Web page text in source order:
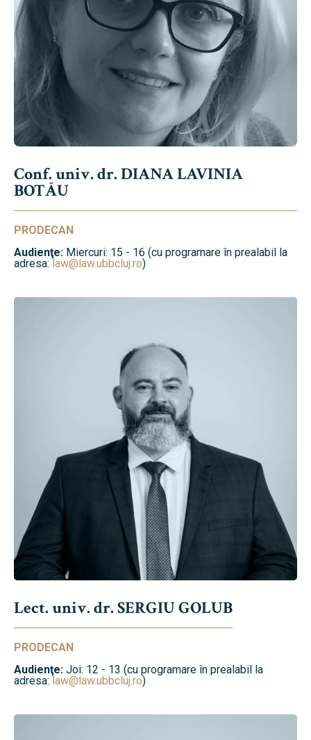
Conf. univ. dr. DIANA LAVINIA
BOTĂU
PRODECAN
Audienţe: Miercuri: 15 - 16 (cu programare în prealabil la
adresa: law@law.ubbcluj.ro)
Lect. univ. dr. SERGIU GOLUB
PRODECAN
Audienţe: Joi: 12 - 13 (cu programare în prealabil la
adresa:law@law.ubbcluj.ro)